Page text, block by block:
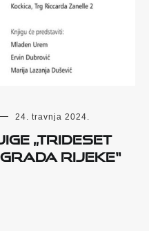
24. travnja 2024.
„Trideset
Rijeke“